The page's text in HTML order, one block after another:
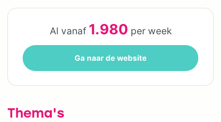
Al vanaf 1.980 per week
Ga naar de website
Thema's